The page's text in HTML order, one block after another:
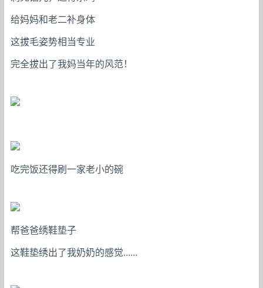
给妈妈和老二补身体
这拔毛姿势相当专业
完全拔出了我妈当年的风范！
吃完饭还得刷一家老小的碗
帮爸爸绣鞋垫子
这鞋垫绣出了我奶奶的感觉......